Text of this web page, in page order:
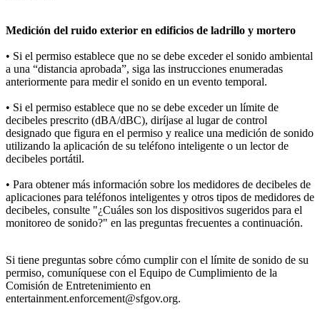
Medición del ruido exterior en edificios de ladrillo y mortero
• Si el permiso establece que no se debe exceder el sonido ambiental
a una “distancia aprobada”, siga las instrucciones enumeradas
anteriormente para medir el sonido en un evento temporal.
• Si el permiso establece que no se debe exceder un límite de
decibeles prescrito (dBA/dBC), diríjase al lugar de control
designado que figura en el permiso y realice una medición de sonido
utilizando la aplicación de su teléfono inteligente o un lector de
decibeles portátil.
• Para obtener más información sobre los medidores de decibeles de
aplicaciones para teléfonos inteligentes y otros tipos de medidores de
decibeles, consulte "¿Cuáles son los dispositivos sugeridos para el
monitoreo de sonido?" en las preguntas frecuentes a continuación.
Si tiene preguntas sobre cómo cumplir con el límite de sonido de su
permiso, comuníquese con el Equipo de Cumplimiento de la
Comisión de Entretenimiento en
entertainment.enforcement@sfgov.org.